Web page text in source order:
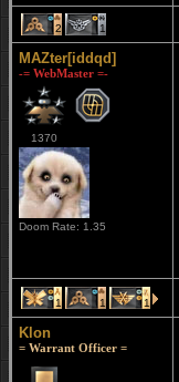
2 1
MAZter[iddqd]
-= WebMaster =-
1370
Doom Rate: 1.35
1 1 1
Klon
= Warrant Officer =